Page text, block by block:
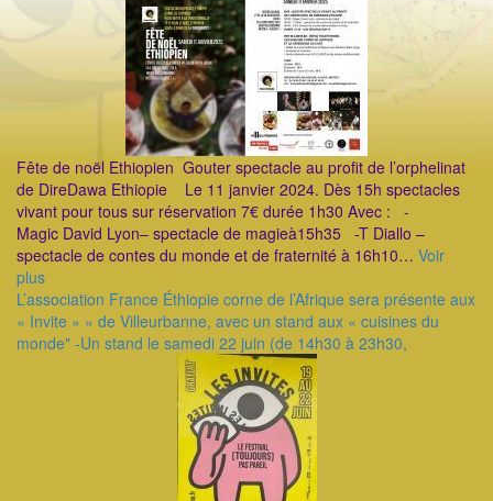
Fête de noël Ethiopien Gouter spectacle au profit de l’orphelinat
de DireDawa Ethiopie Le 11 janvier 2024. Dès 15h spectacles
vivant pour tous sur réservation 7€ durée 1h30 Avec : -
Magic David Lyon– spectacle de magieà15h35 -T Diallo –
spectacle de contes du monde et de fraternité à 16h10… Voir
plus
L’association France Éthiopie corne de l’Afrique sera présente aux
« Invite » » de Villeurbanne, avec un stand aux « cuisines du
monde" -Un stand le samedi 22 juin (de 14h30 à 23h30,